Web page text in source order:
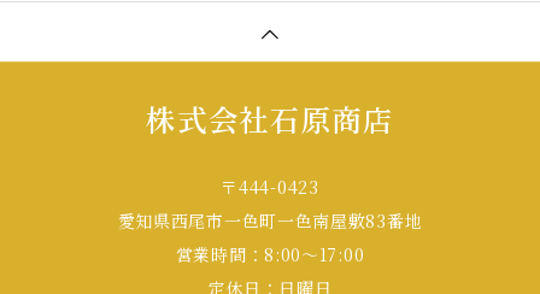
株式会社石原商店
〒444-0423
愛知県西尾市一色町一色南屋敷83番地
営業時間：8:00～17:00
定休日：日曜日